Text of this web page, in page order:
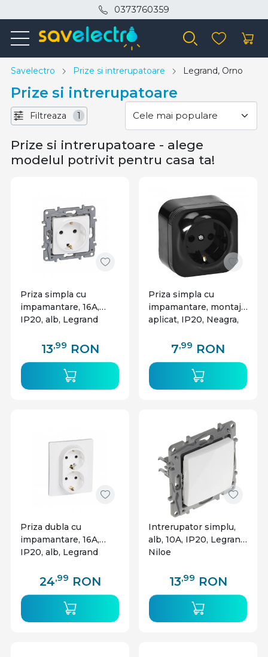
0373760359
Savelectro Prize si intrerupatoare Legrand, Orno
Prize si intrerupatoare
Filtreaza 1
Prize si intrerupatoare - alege
modelul potrivit pentru casa ta!
Priza simpla cu
impamantare, 16A,
IP20, alb, Legrand
13,99 RON
Priza simpla cu
impamantare, montaj
aplicat, IP20, Neagra,
7,99 RON
Priza dubla cu
impamantare, 16A,
IP20, alb, Legrand
24,99 RON
Intrerupator simplu,
alb, 10A, IP20, Legrand
Niloe
13,99 RON